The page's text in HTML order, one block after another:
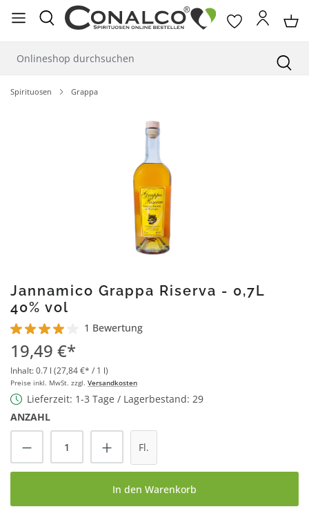
springen
Spirituosen Grappa
Jannamico Grappa Riserva - 0,7L
40% vol
Durchschnittliche Bewertung von 4 von 5 Sternen
1 Bewertung
19,49 €*
Inhalt:0.7 l (27,84 €* / 1 l)
Preise inkl. MwSt. zzgl. Versandkosten
Lieferzeit: 1-3 Tage / Lagerbestand: 29
ANZAHL
Produkt Anzahl: Gib den gewünschten
Fl.
In den Warenkorb